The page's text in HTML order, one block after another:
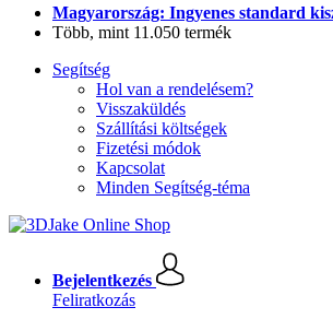
Magyarország: Ingyenes standard
Több, mint 11.050 termék
Segítség
Hol van a rendelésem?
Visszaküldés
Szállítási költségek
Fizetési módok
Kapcsolat
Minden Segítség-téma
Bejelentkezés
Feliratkozás